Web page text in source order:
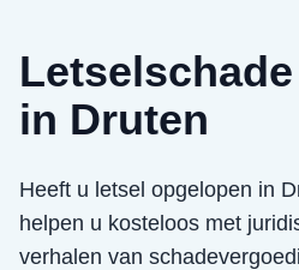
in Druten
Heeft u letsel opgelopen in
helpen u kosteloos met
verhalen van